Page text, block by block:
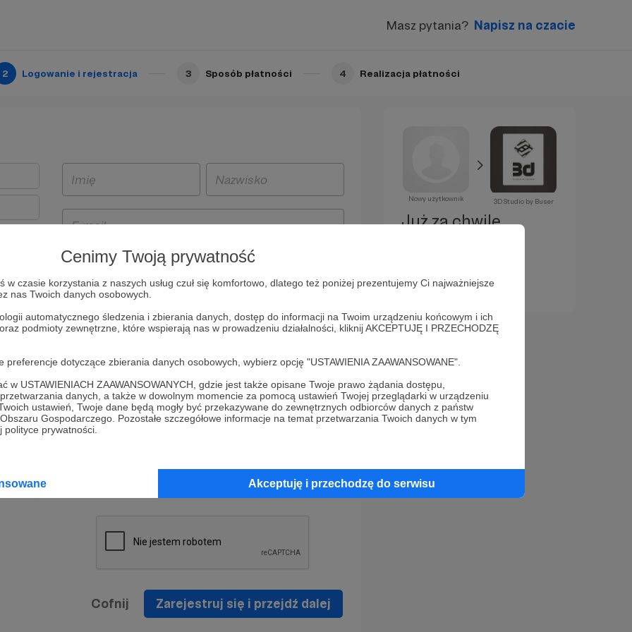
Cenimy Twoją prywatność
w czasie korzystania z naszych usług czuł się komfortowo, dlatego też poniżej prezentujemy Ci najważniejsze
nas Twoich danych osobowych.
automatycznego śledzenia i zbierania danych, dostęp do informacji na Twoim urządzeniu końcowym i ich
podmioty zewnętrzne, które wspierają nas w prowadzeniu działalności, kliknij AKCEPTUJĘ I PRZECHODZĘ
dotyczące zbierania danych osobowych, wybierz opcję "USTAWIENIA ZAAWANSOWANE".
w USTAWIENIACH ZAAWANSOWANYCH, gdzie jest także opisane Twoje prawo żądania dostępu,
danych, a także w dowolnym momencie za pomocą ustawień Twojej przeglądarki w urządzeniu
ustawień, Twoje dane będą mogły być przekazywane do zewnętrznych odbiorców danych z państw
Gospodarczego. Pozostałe szczegółowe informacje na temat przetwarzania Twoich danych w tym
prywatności.
Akceptuję i przechodzę do serwisu
Masz pytania? Napisz na czacie
2 Logowanie i rejestracja 3 Sposób płatności 4 Realizacja płatności
i
będą
z
prawo
na
Politykę Prywatności
* Wyrażam zgodę na przetwarzanie moich danych
osobowych podanych w formularzu rejestracyjnym w celu
prawidłowego świadczenia usług serwisu Patronite.
informacji handlowych - newslettera. Opcja ta może zostać
Cofnij Zarejestruj się i przejdź dalej
Nowy użytkownik 3D Studio by Buser
Już za chwilę